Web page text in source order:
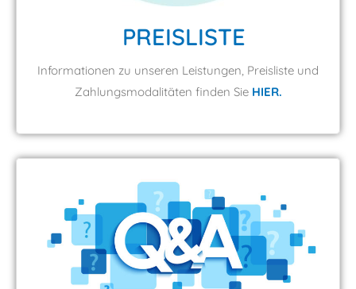
PREISLISTE
Informationen zu unseren Leistungen, Preisliste und
Zahlungsmodalitäten finden Sie HIER.